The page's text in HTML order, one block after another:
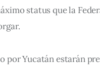
status que la
por Yucatán estarán